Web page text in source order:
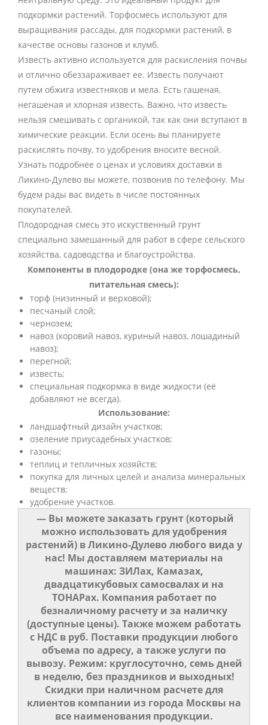
подкормки растений. Торфосмесь используют для
выращивания рассады, для подкормки растений, в
качестве основы газонов и клумб.
Известь активно используется для раскисления почвы
и отлично обеззараживает ее. Известь получают
путем обжига известняков и мела. Есть гашеная,
негашеная и хлорная известь. Важно, что известь
нельзя смешивать с органикой, так как они вступают в
химические реакции. Если осень вы планируете
раскислять почву, то удобрения вносите весной.
Узнать подробнее о ценах и условиях доставки в
Ликино-Дулево вы можете, позвонив по телефону. Мы
будем рады вас видеть в числе постоянных
покупателей.
Плодородная смесь это искуственный грунт
специально замешанный для работ в сфере сельского
хозяйства, садоводства и благоустройства.
Компоненты в плодородке (она же торфосмесь,
питательная смесь):
торф (низинный и верховой);
песчаный слой;
чернозем;
навоз (коровий навоз, куриный навоз, лошадиный
навоз);
перегной;
известь;
специальная подкормка в виде жидкости (её
добавляют не всегда).
Использование:
ландшафтный дизайн участков;
озеление приусадебных участков;
газоны;
теплиц и тепличных хозяйств;
покупка для личных целей и анализа минеральных
веществ;
удобрение участков.
— Вы можете заказать грунт (который
можно использовать для удобрения
растений) в Ликино-Дулево любого вида у
нас! Мы доставляем материалы на
машинах: ЗИЛах, Камазах,
двадцатикубовых самосвалах и на
ТОНАРах. Компания работает по
безналичному расчету и за наличку
(доступные цены). Также можем работать
с НДС в руб. Поставки продукции любого
объема по адресу, а также услуги по
вывозу. Режим: круглосуточно, семь дней
в неделю, без праздников и выходных!
Скидки при наличном расчете для
клиентов компании из города Москвы на
все наименования продукции.